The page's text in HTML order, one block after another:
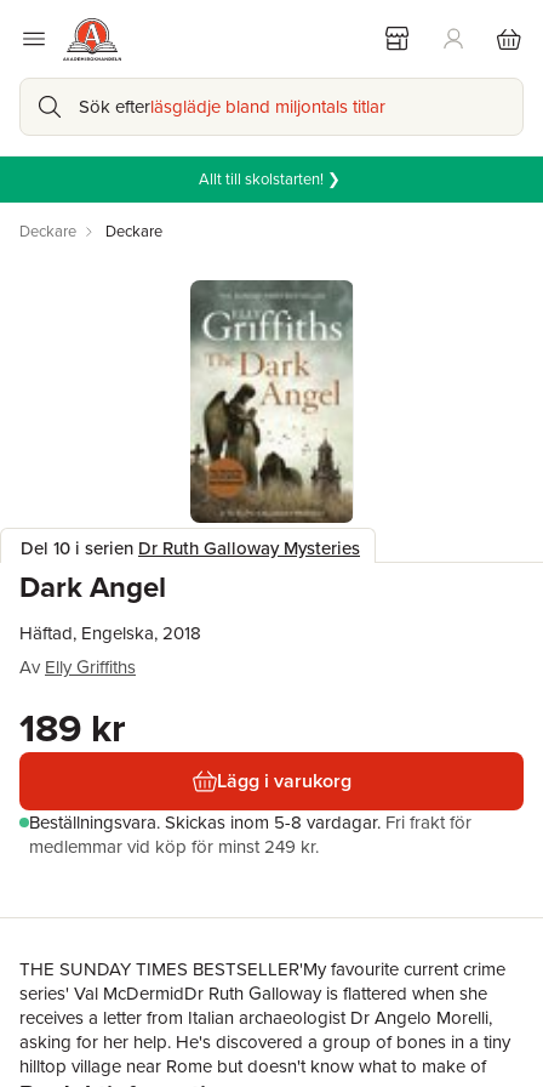
Sök efterläsglädje bland miljontals titlar
Allt till skolstarten! ❯
Deckare Deckare
Del 10 i serien Dr Ruth Galloway Mysteries
Dark Angel
Häftad, Engelska, 2018
Av Elly Griffiths
189 kr
Lägg i varukorg
Beställningsvara.Skickas inom 5-8 vardagar. Fri frakt för
medlemmar vid köp för minst 249 kr.
THE SUNDAY TIMES BESTSELLER'My favourite current crime
series' Val McDermidDr Ruth Galloway is flattered when she
receives a letter from Italian archaeologist Dr Angelo Morelli,
asking for her help. He's discovered a group of bones in a tiny
hilltop village near Rome but doesn't know what to make of